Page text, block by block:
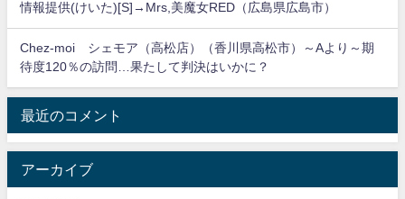
情報提供(けいた)[S]→Mrs,美魔女RED（広島県広島市）
Chez-moi シェモア（高松店）（香川県高松市）～Aより～期
待度120％の訪問…果たして判決はいかに？
最近のコメント
アーカイブ